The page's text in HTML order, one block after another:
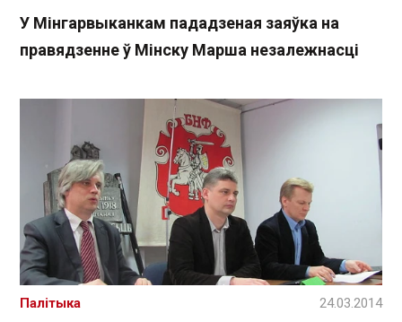
У Мінгарвыканкам пададзеная заяўка на
правядзенне ў Мінску Марша незалежнасці
Палітыка 24.03.2014